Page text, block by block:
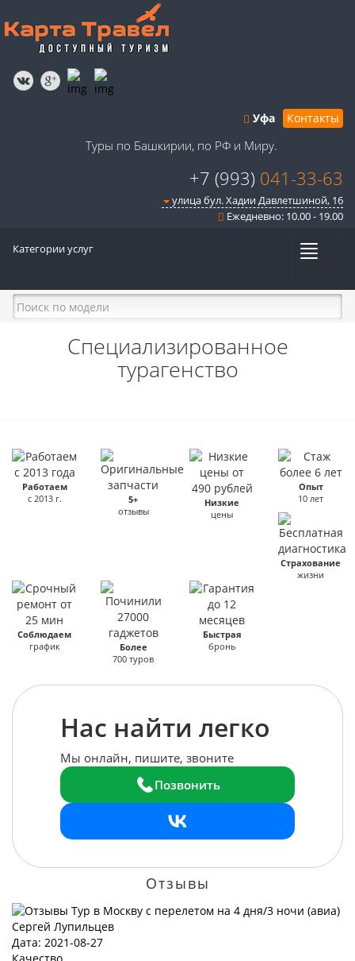
Уфа Контакты
Туры по Башкирии, по РФ и Миру.
+7 (993) 041-33-63
улица бул. Хадии Давлетшиной, 16
Ежедневно: 10.00 - 19.00
Категории услуг
Специализированное
турагенство
Работаем
с 2013 г.
5+
отзывы
Низкие
цены
Опыт
10 лет
Страхование
жизни
Соблюдаем
график
Более
700 туров
Быстрая
бронь
Нас найти легко
Мы онлайн, пишите, звоните
Позвонить
Отзывы
Сергей Лупильцев
Дата: 2021-08-27